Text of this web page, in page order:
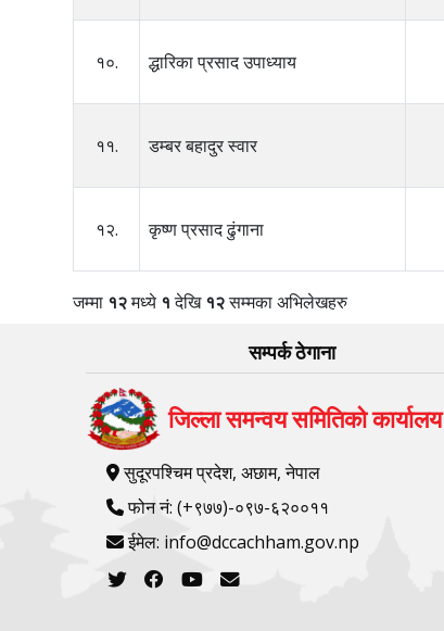
१०. द्धारिका प्रसाद उपाध्याय
११. डम्बर बहादुर स्वार
१२. कृष्ण प्रसाद ढुंगाना
जम्मा १२मध्ये १देखि१२सम्मका अभिलेखहरु
सम्पर्क ठेगाना
जिल्ला समन्वय समितिको कार्यालय
सुदूरपश्चिम प्रदेश, अछाम, नेपाल
फोन नं: (+९७७)-०९७-६२००११
ईमेल: info@dccachham.gov.np